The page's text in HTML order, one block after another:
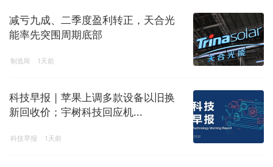
减亏九成、二季度盈利转正，天合光
能率先突围周期底部
制造局 1天前
科技早报 | 苹果上调多款设备以旧换
新回收价；宇树科技回应机...
科技早报 1天前